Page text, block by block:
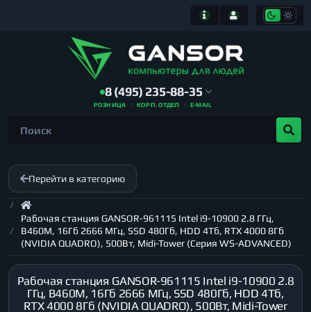
8 (495) 235-88-35
РОЗНИЦА КОРП. ОТДЕЛ E-MAIL
Перейти в категорию
Рабочая станция GANSOR-961115 Intel i9-10900 2.8 ГГц,
B460M, 16Гб 2666 МГц, SSD 480Гб, HDD 4Тб, RTX 4000 8Гб
(NVIDIA QUADRO), 500Вт, Midi-Tower (Серия WS-ADVANCED)
Рабочая станция GANSOR-961115 Intel i9-10900 2.8
ГГц, B460M, 16Гб 2666 МГц, SSD 480Гб, HDD 4Тб,
RTX 4000 8Гб (NVIDIA QUADRO), 500Вт, Midi-Tower